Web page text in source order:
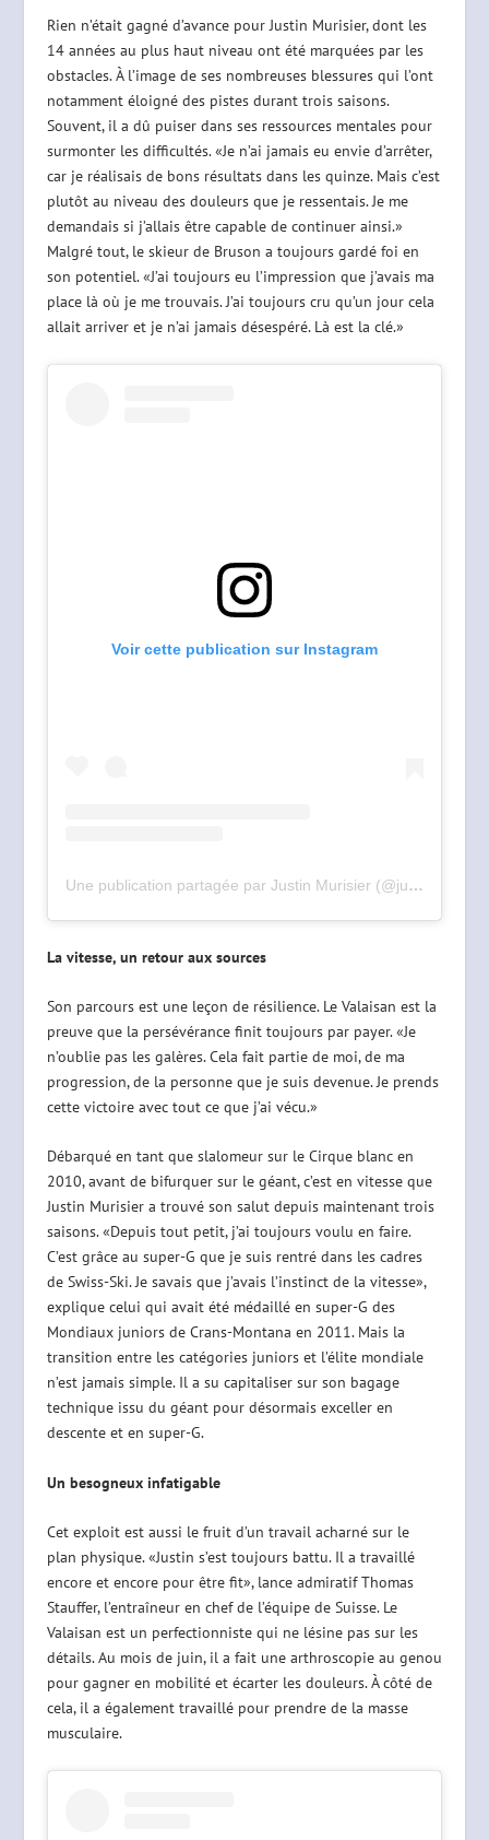
Rien n’était gagné d’avance pour Justin Murisier, dont les
14 années au plus haut niveau ont été marquées par les
obstacles. À l’image de ses nombreuses blessures qui l’ont
notamment éloigné des pistes durant trois saisons.
Souvent, il a dû puiser dans ses ressources mentales pour
surmonter les difficultés. «Je n’ai jamais eu envie d’arrêter,
car je réalisais de bons résultats dans les quinze. Mais c’est
plutôt au niveau des douleurs que je ressentais. Je me
demandais si j’allais être capable de continuer ainsi.»
Malgré tout, le skieur de Bruson a toujours gardé foi en
son potentiel. «J’ai toujours eu l’impression que j’avais ma
place là où je me trouvais. J’ai toujours cru qu’un jour cela
allait arriver et je n’ai jamais désespéré. Là est la clé.»
Voir cette publication sur Instagram
Une publication partagée par Justin Murisier (@justin_murisier)
La vitesse, un retour aux sources
Son parcours est une leçon de résilience. Le Valaisan est la
preuve que la persévérance finit toujours par payer. «Je
n’oublie pas les galères. Cela fait partie de moi, de ma
progression, de la personne que je suis devenue. Je prends
cette victoire avec tout ce que j’ai vécu.»
Débarqué en tant que slalomeur sur le Cirque blanc en
2010, avant de bifurquer sur le géant, c’est en vitesse que
Justin Murisier a trouvé son salut depuis maintenant trois
saisons. «Depuis tout petit, j’ai toujours voulu en faire.
C’est grâce au super-G que je suis rentré dans les cadres
de Swiss-Ski. Je savais que j’avais l’instinct de la vitesse»,
explique celui qui avait été médaillé en super-G des
Mondiaux juniors de Crans-Montana en 2011. Mais la
transition entre les catégories juniors et l’élite mondiale
n’est jamais simple. Il a su capitaliser sur son bagage
technique issu du géant pour désormais exceller en
descente et en super-G.
Un besogneux infatigable
Cet exploit est aussi le fruit d’un travail acharné sur le
plan physique. «Justin s’est toujours battu. Il a travaillé
encore et encore pour être fit», lance admiratif Thomas
Stauffer, l’entraîneur en chef de l’équipe de Suisse. Le
Valaisan est un perfectionniste qui ne lésine pas sur les
détails. Au mois de juin, il a fait une arthroscopie au genou
pour gagner en mobilité et écarter les douleurs. À côté de
cela, il a également travaillé pour prendre de la masse
musculaire.